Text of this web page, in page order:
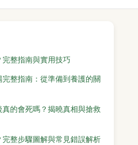
整指南與實用技巧
整指南：從準備到養護的關
的會死嗎？揭曉真相與搶救
整步驟圖解與常見錯誤解析